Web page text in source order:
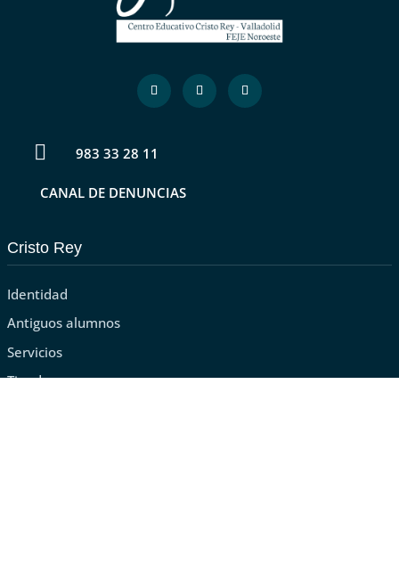
 983 33 28 11
CANAL DE DENUNCIAS
Cristo Rey
Identidad
Antiguos alumnos
Servicios
Tienda